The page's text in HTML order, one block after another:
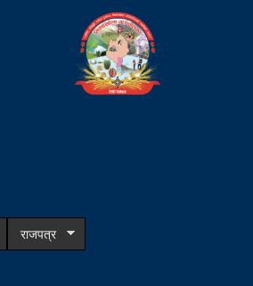
राजपत्र